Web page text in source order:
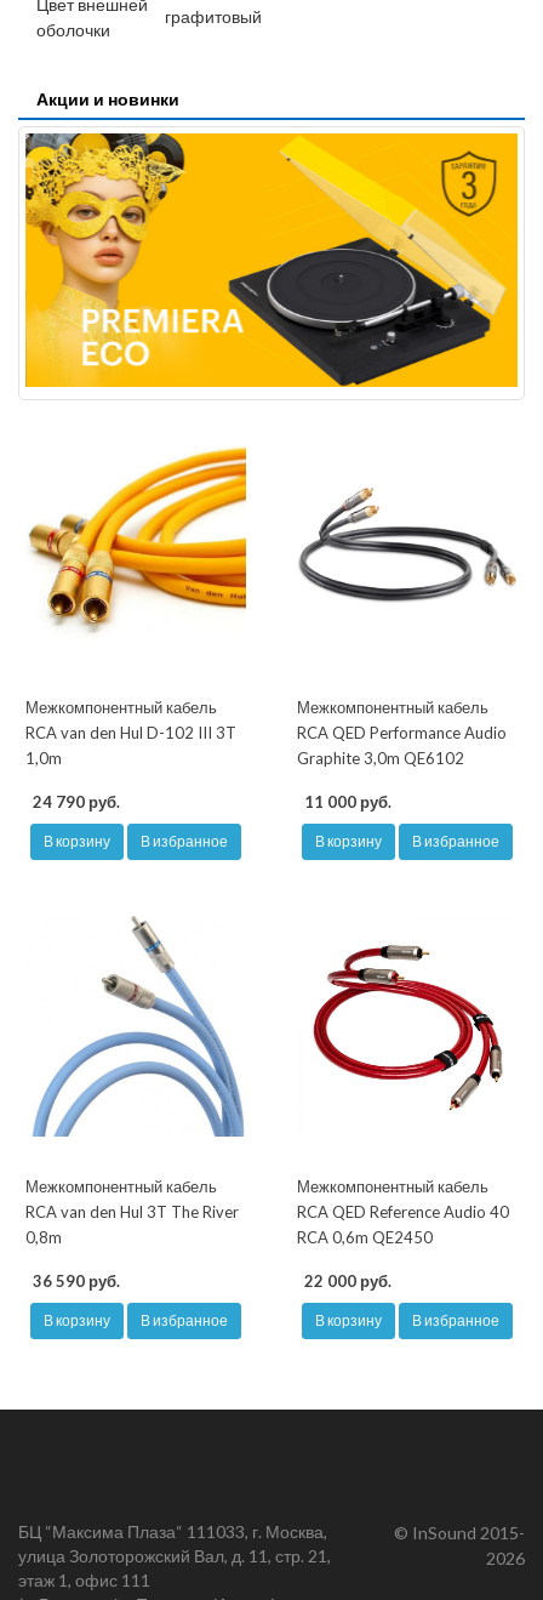
Цвет внешней
оболочки
графитовый
Акции и новинки
Межкомпонентный кабель
RCA van den Hul D-102 III 3T
1,0m
24 790 руб.
В корзину В избранное
Межкомпонентный кабель
RCA QED Performance Audio
Graphite 3,0m QE6102
11 000 руб.
В корзину В избранное
Межкомпонентный кабель
RCA van den Hul 3T The River
0,8m
36 590 руб.
В корзину В избранное
Межкомпонентный кабель
RCA QED Reference Audio 40
RCA 0,6m QE2450
22 000 руб.
В корзину В избранное
БЦ “Максима Плаза“ 111033, г. Москва,
улица Золоторожский Вал, д. 11, стр. 21,
этаж 1, офис 111
© InSound 2015-
2026